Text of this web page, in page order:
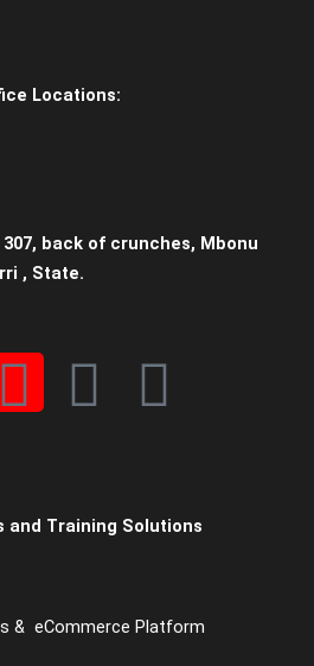
Locations:
back of crunches, Mbonu
, State.
I
t
a
W
a
t
s
E
v
e
l
and Training Solutions
& eCommerce Platform